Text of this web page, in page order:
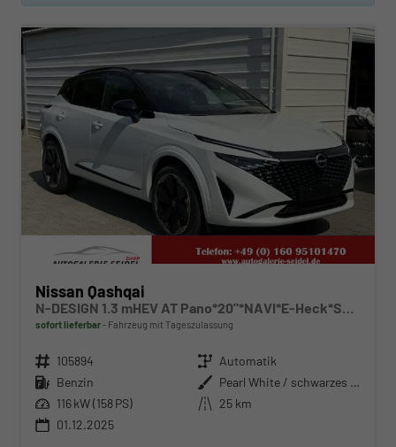
ab 330,– € mtl.
Nissan Qashqai
sofort lieferbar Fahrzeug mit Tageszulassung
Fahrzeugnr. 105894 Getriebe Automatik
Kraftstoff Benzin Außenfarbe
Pearl White / schwarzes Dach
Leistung 116 kW (158 PS) Kilometerstand 25 km
01.12.2025